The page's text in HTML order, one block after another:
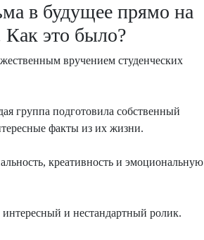
в будущее прямо на
Как это было?
вручением студенческих
группа подготовила собственный
факты из их жизни.
креативность и эмоциональную
и нестандартный ролик.